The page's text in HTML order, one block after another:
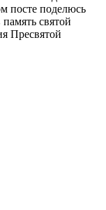
посте поделюсь
святой
Пресвятой